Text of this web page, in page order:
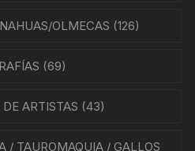
OLMECAS (126)
(69)
ARTISTAS (43)
/ TAUROMAQUIA / GALLOS